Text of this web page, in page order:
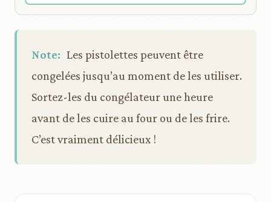
Note: Les pistolettes peuvent être
congelées jusqu’au moment de les utiliser.
Sortez-les du congélateur une heure
avant de les cuire au four ou de les frire.
C’est vraiment délicieux !